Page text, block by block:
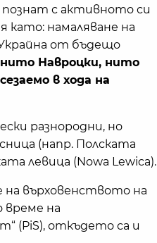
с активното си
като: намаляване на
от бъдещо
Навроцки, нито
в хода на
разнородни, но
(напр. Полската
левица (Nowa Lewica).
на върховенството на
време на
(PiS), откъдето са и